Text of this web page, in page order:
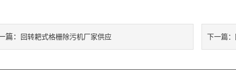
篇： 回转耙式格栅除污机厂家供应 下一篇：